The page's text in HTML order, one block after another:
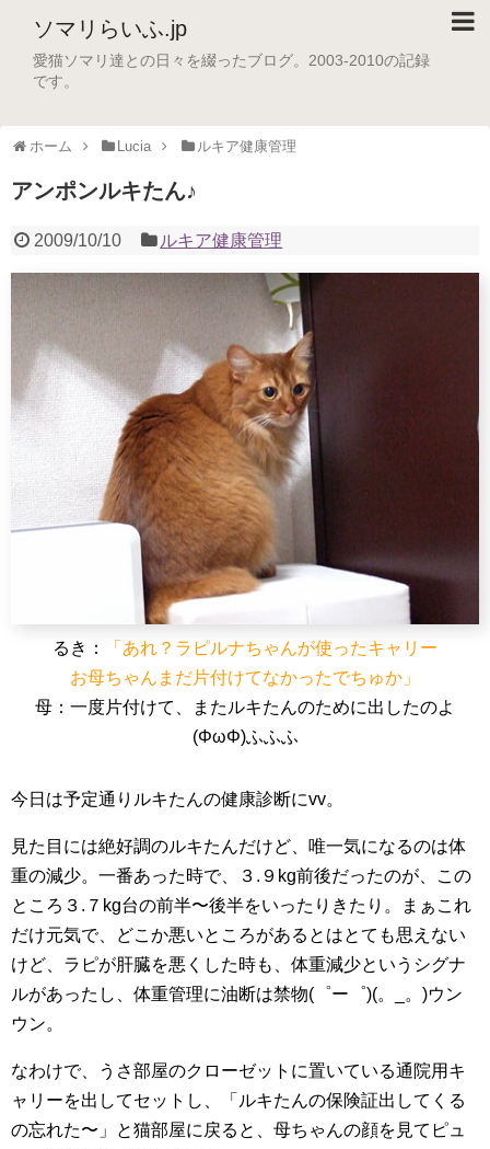
ソマリらいふ.jp
愛猫ソマリ達との日々を綴ったブログ。2003-2010の記録
です。
ホーム Lucia ルキア健康管理
アンポンルキたん♪
2009/10/10 ルキア健康管理
るき：
「あれ？ラピルナちゃんが使ったキャリー
お母ちゃんまだ片付けてなかったでちゅか」
母：一度片付けて、またルキたんのために出したのよ
(ΦωΦ)ふふふ
今日は予定通りルキたんの健康診断にvv。
見た目には絶好調のルキたんだけど、唯一気になるのは体
重の減少。一番あった時で、３.９kg前後だったのが、この
ところ３.７kg台の前半〜後半をいったりきたり。まぁこれ
だけ元気で、どこか悪いところがあるとはとても思えない
けど、ラピが肝臓を悪くした時も、体重減少というシグナ
ルがあったし、体重管理に油断は禁物(゜ー゜)(。_。)ウン
ウン。
なわけで、うさ部屋のクローゼットに置いている通院用キ
ャリーを出してセットし、「ルキたんの保険証出してくる
の忘れた〜」と猫部屋に戻ると、母ちゃんの顔を見てピュ